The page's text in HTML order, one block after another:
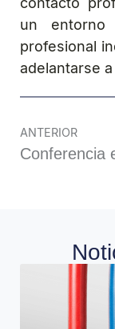
un entorno
profesional
adelantarse
ANTERIOR